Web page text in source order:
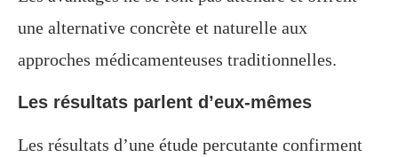
une alternative concrète et naturelle aux
approches médicamenteuses traditionnelles.
Les résultats parlent d’eux-mêmes
Les résultats d’une étude percutante confirment